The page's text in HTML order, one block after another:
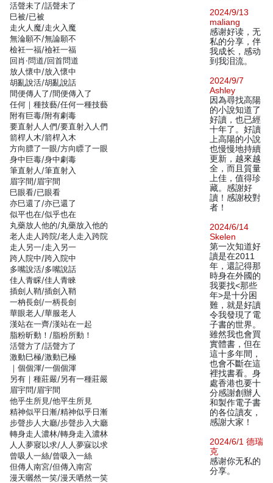
活聲未了/話聲未了
巳被/已被
走火人魔/走火入魔
無淪願不/無論願不
檢衽一福/襝衽一福
回肖·問道/回首問道
放人懷中/放入懷中
胡亂說活/胡亂說話
間便傳人了/間便傳入了
任何｜種技藝/任何一種技藝
附有巨毒/附有劇毒
要直射人人們/要直射入人們
箭桿人木/箭桿入木
方向膘了一眼/方向瞟了一眼
身中巨毒/身中劇毒
筆直射人/筆直射入
眉字間/眉宇間
巳眼看/已眼看
亦巳還了/亦已還了
似平也在/似乎也在
丸藥放人他的/丸藥放入他的
老人走人跨院/老人走入跨院
走人另一/走入另一
跨人院中/跨入院中
多嘴說活/多嘴說話
佳人青睬/佳人青睞
插劍人鞘/插劍入鞘
一枘長劍/一柄長劍
華眼老人/華服老人
漢站在一齊/漢站在一起
脂粉昕動！/脂粉所動！
活聲方了/話聲方了
激動巳極/激動已極
｜個個渾/一個個渾
另有｜種莊嚴/另有一種莊嚴
眉宇問/眉宇間
他乎生所見/他平生所見
精神似平日漸/精神似乎日漸
步聲步人大廳/步聲步入大廳
轉身走人濃林/轉身走入濃林
人人夢寢以求/人人夢寐以求
曾吸人一絲/曾吸入一絲
但傳人南宮/但傳入南宮
漫天曬然一笑/漫天哂然一笑
2024/9/13
maliang
感谢好读，无
私的分享，伴
我成长，感动
到我泪流。
2024/9/7
Ashley
因為尋找高陽
的小說知道了
好讀，也已經
十年了。好讀
上高陽的小說
也慢慢地持續
更新，越來越
全，而且質量
上佳，值得珍
藏。感謝好
讀！感謝校對
者！
2024/6/14
Skelen
第一次知道好
讀是在2011
年，還記得那
時身在外國的
我要找<那些
年>是十分困
難，就是好讀
令我發現了電
子書的世界。
雖然我也會買
實體書，但在
這十多年間，
也會不斷在這
裡找書看。身
處香港也要十
分感謝創辦人
和製作電子書
的各位讀友，
感謝大家！
2024/6/1 德瑞
克
感谢你无私的
分享。